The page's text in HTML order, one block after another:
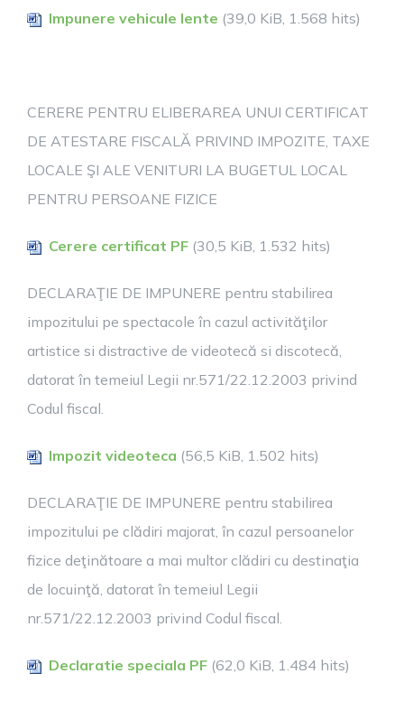
Impunere vehicule lente (39,0 KiB, 1.568 hits)
CERERE PENTRU ELIBERAREA UNUI CERTIFICAT
DE ATESTARE FISCALĂ PRIVIND IMPOZITE, TAXE
LOCALE ŞI ALE VENITURI LA BUGETUL LOCAL
PENTRU PERSOANE FIZICE
Cerere certificat PF (30,5 KiB, 1.532 hits)
DECLARAŢIE DE IMPUNERE pentru stabilirea
impozitului pe spectacole în cazul activităţilor
artistice si distractive de videotecă si discotecă,
datorat în temeiul Legii nr.571/22.12.2003 privind
Codul fiscal.
Impozit videoteca (56,5 KiB, 1.502 hits)
DECLARAŢIE DE IMPUNERE pentru stabilirea
impozitului pe clădiri majorat, în cazul persoanelor
fizice deţinătoare a mai multor clădiri cu destinaţia
de locuinţă, datorat în temeiul Legii
nr.571/22.12.2003 privind Codul fiscal.
Declaratie speciala PF (62,0 KiB, 1.484 hits)